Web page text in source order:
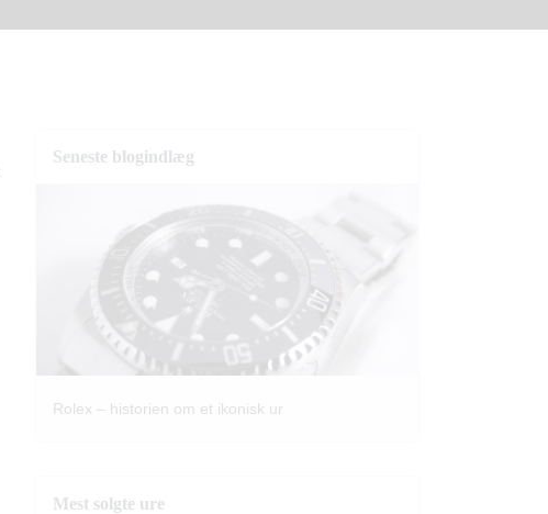
Seneste blogindlæg
Rolex – historien om et ikonisk ur
Mest solgte ure